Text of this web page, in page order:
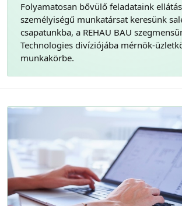
Folyamatosan bővülő feladataink
személyiségű munkatársat keresünk
csapatunkba, a REHAU BAU
Technologies divíziójába mérnök-
munkakörbe.